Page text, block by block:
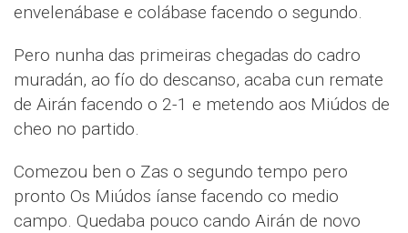
envelenábase e colábase facendo o segundo.
Pero nunha das primeiras chegadas do cadro
muradán, ao fío do descanso, acaba cun remate
de Airán facendo o 2-1 e metendo aos Miúdos de
cheo no partido.
Comezou ben o Zas o segundo tempo pero
pronto Os Miúdos íanse facendo co medio
campo. Quedaba pouco cando Airán de novo